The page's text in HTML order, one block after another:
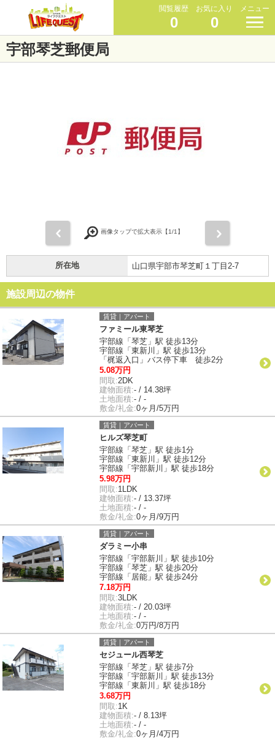
閲覧履歴
0
お気に入り
0
メニュー
宇部琴芝郵便局
画像タップで拡大表示【1/1】
所在地 山口県宇部市琴芝町１丁目2-7
施設周辺の物件
賃貸｜アパート
ファミール東琴芝
宇部線「琴芝」駅 徒歩13分
宇部線「東新川」駅 徒歩13分
「梶返入口」バス停下車 徒歩2分
5.08万円
間取:2DK
建物面積:- / 14.38坪
土地面積:- / -
敷金/礼金:0ヶ月/5万円
賃貸｜アパート
ヒルズ琴芝町
宇部線「琴芝」駅 徒歩1分
宇部線「東新川」駅 徒歩12分
宇部線「宇部新川」駅 徒歩18分
5.98万円
間取:1LDK
建物面積:- / 13.37坪
土地面積:- / -
敷金/礼金:0ヶ月/9万円
賃貸｜アパート
ダラミー小串
宇部線「宇部新川」駅 徒歩10分
宇部線「琴芝」駅 徒歩20分
宇部線「居能」駅 徒歩24分
7.18万円
間取:3LDK
建物面積:- / 20.03坪
土地面積:- / -
敷金/礼金:0万円/8万円
賃貸｜アパート
セジュール西琴芝
宇部線「琴芝」駅 徒歩7分
宇部線「宇部新川」駅 徒歩13分
宇部線「東新川」駅 徒歩18分
3.68万円
間取:1K
建物面積:- / 8.13坪
土地面積:- / -
敷金/礼金:0ヶ月/4万円